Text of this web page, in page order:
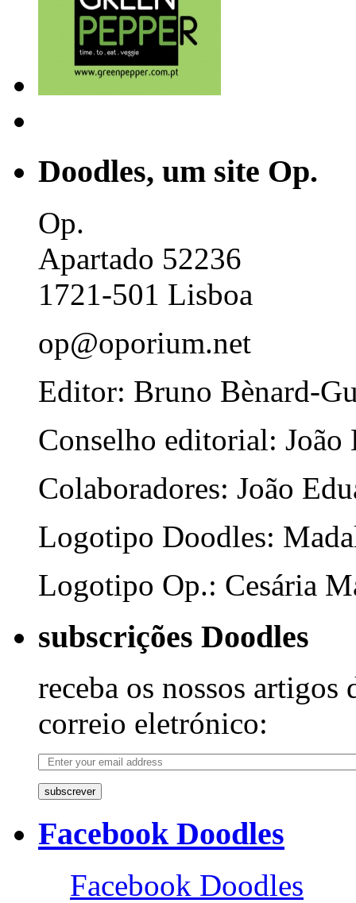
Doodles, um site Op.
Op.
Apartado 52236
1721-501 Lisboa
op@oporium.net
Editor: Bruno Bènard-
Conselho editorial: João
Colaboradores: João
Logotipo Doodles:
Logotipo Op.: Cesária
subscrições Doodles
receba os nossos artigos
correio eletrónico:
subscrever
Facebook Doodles
Facebook Doodles